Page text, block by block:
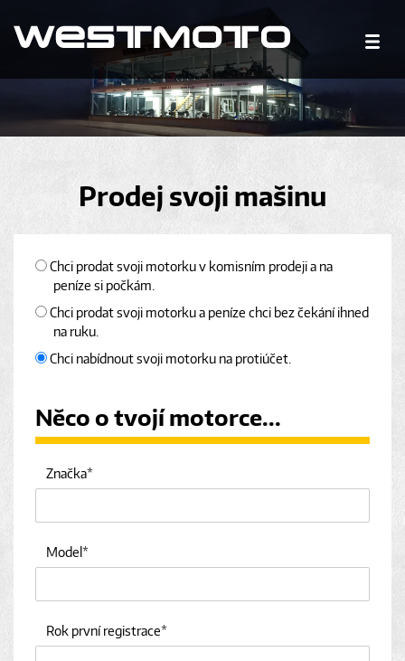
Prodej svoji mašinu
Chci prodat svoji motorku v komisním prodeji a na
peníze si počkám.
Chci prodat svoji motorku a peníze chci bez čekání ihned
na ruku.
Chci nabídnout svoji motorku na protiúčet.
Něco o tvojí motorce...
Značka
Model
Rok první registrace